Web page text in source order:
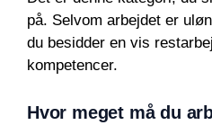
på. Selvom arbejdet er
du besidder en vis
kompetencer.
Hvor meget må du